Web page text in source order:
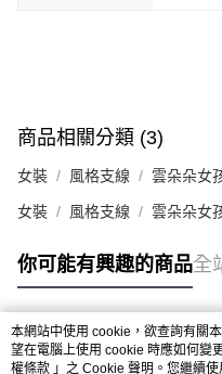
商品相關分類 (3)
女裝 風格支線 雲朵朵女
女裝 風格支線 雲朵朵女
你可能有興趣的商品全
熱門標籤
本網站中使用 cookie，欲查詢有關
望在電腦上使用 cookie 時應如何變
權條款 」之 Cookie 聲明。您繼續